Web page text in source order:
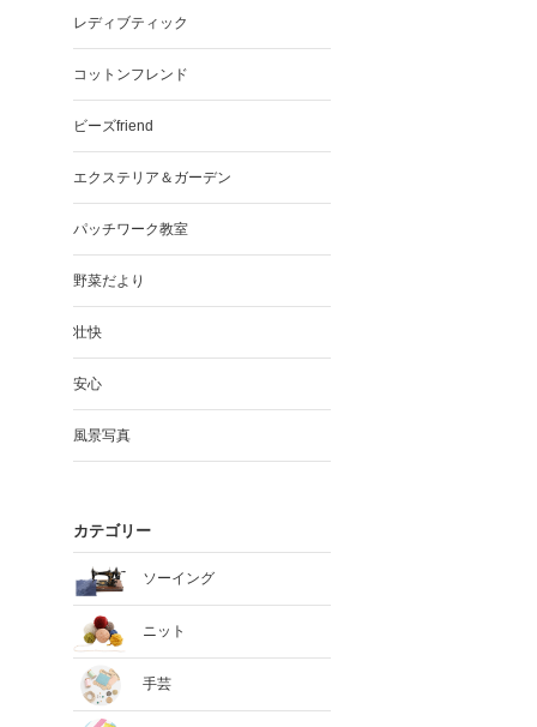
レディブティック
コットンフレンド
ビーズfriend
エクステリア＆ガーデン
パッチワーク教室
野菜だより
壮快
安心
風景写真
カテゴリー
ソーイング
ニット
手芸